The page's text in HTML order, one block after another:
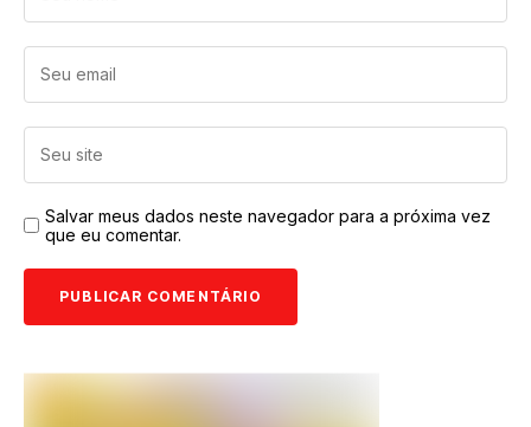
Salvar meus dados neste navegador para a próxima vez
que eu comentar.